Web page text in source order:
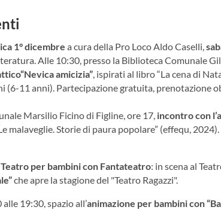
1° dicembre a cura della Pro Loco Aldo Caselli,s
Alle 10:30, presso la Biblioteca Comunale
“Nevica amicizia”, ispirati al libro “La cena di
(6-11 anni). Partecipazione gratuita, prenotazione
Marsilio Ficino di Figline, ore 17, incontro con
malaveglie. Storie di paura popolare” (effequ,
Teatro per bambini con Fantateatro: in scena al
che apre la stagione del "Teatro Ragazzi".
19:30, spazio all’animazione per bambini con